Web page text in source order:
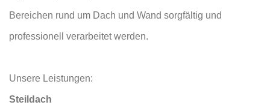
Bereichen rund um Dach und Wand sorgfältig und
professionell verarbeitet werden.
Unsere Leistungen:
Steildach